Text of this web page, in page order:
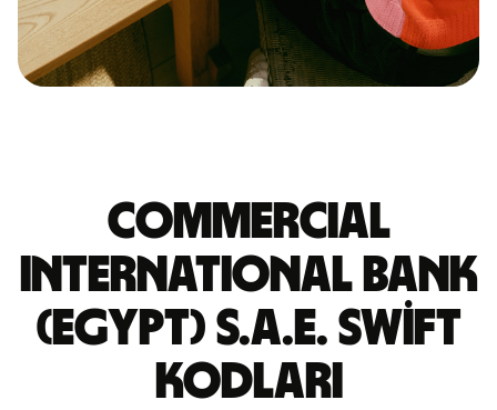
COMMERCIAL
INTERNATIONAL BANK
(EGYPT) S.A.E. Swift
kodları